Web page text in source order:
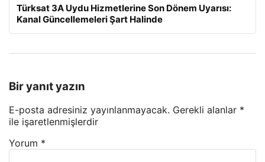
Türksat 3A Uydu Hizmetlerine Son Dönem Uyarısı:
Kanal Güncellemeleri Şart Halinde
Bir yanıt yazın
E-posta adresiniz yayınlanmayacak. Gerekli alanlar *
ile işaretlenmişlerdir
Yorum *